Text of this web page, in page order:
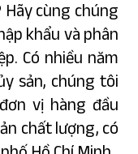
cùng chúng
khẩu và phân
Có nhiều năm
sản, chúng tôi
vị hàng đầu
chất lượng, có